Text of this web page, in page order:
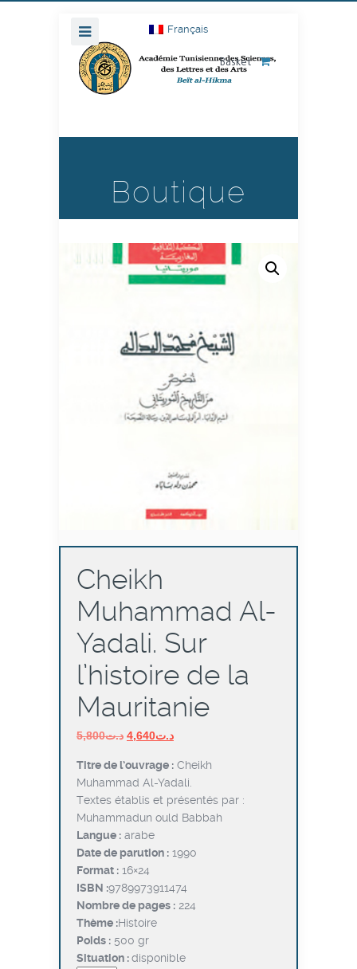
Français
Basket
Boutique
Cheikh
Muhammad Al-
Yadali. Sur
l’histoire de la
Mauritanie
د.ت5,800
Le
initial
était :
د.ت5,800.
د.ت4,640
Le
actuel
est :
Titre de l’ouvrage : Cheikh
Muhammad Al-Yadali.
Textes établis et présentés par :
Muhammadun ould Babbah
Langue : arabe
Date de parution : 1990
Format : 16×24
ISBN :9789973911474
Nombre de pages : 224
Thème :Histoire
Poids : 500 gr
Situation :disponible